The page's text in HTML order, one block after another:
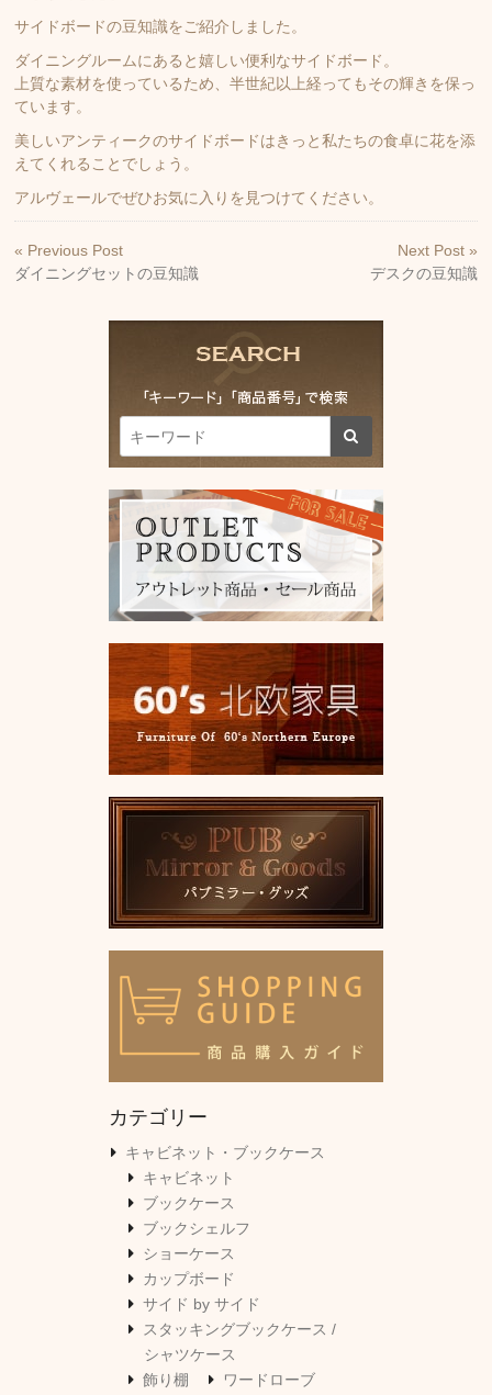
サイドボードの豆知識をご紹介しました。
ダイニングルームにあると嬉しい便利なサイドボード。
上質な素材を使っているため、半世紀以上経ってもその輝きを保っ
ています。
美しいアンティークのサイドボードはきっと私たちの食卓に花を添
えてくれることでしょう。
アルヴェールでぜひお気に入りを見つけてください。
« Previous Post
ダイニングセットの豆知識
Next Post »
デスクの豆知識
カテゴリー
キャビネット・ブックケース
キャビネット
ブックケース
ブックシェルフ
ショーケース
カップボード
サイド by サイド
スタッキングブックケース /
シャツケース
飾り棚
ワードローブ